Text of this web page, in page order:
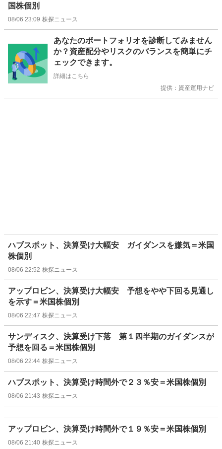
国株個別
08/06 23:09 株探ニュース
あなたのポートフォリオを診断してみません
か？資産配分やリスクのバランスを簡単にチ
ェックできます。
詳細はこちら
提供：資産運用ナビ
ハブスポット、決算受け大幅安 ガイダンスを嫌気＝米国
株個別
08/06 22:52 株探ニュース
アップロビン、決算受け大幅安 予想をやや下回る見通し
を示す＝米国株個別
08/06 22:47 株探ニュース
サンディスク、決算受け下落 第１四半期のガイダンスが
予想を回る＝米国株個別
08/06 22:44 株探ニュース
ハブスポット、決算受け時間外で２３％安＝米国株個別
08/06 21:43 株探ニュース
アップロビン、決算受け時間外で１９％安＝米国株個別
08/06 21:40 株探ニュース